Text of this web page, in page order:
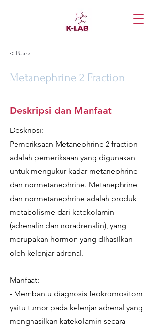
< Back
Metanephrine 2 Fraction
Deskripsi dan Manfaat
Deskripsi:
Pemeriksaan Metanephrine 2 fraction
adalah pemeriksaan yang digunakan
untuk mengukur kadar metanephrine
dan normetanephrine. Metanephrine
dan normetanephrine adalah produk
metabolisme dari katekolamin
(adrenalin dan noradrenalin), yang
merupakan hormon yang dihasilkan
oleh kelenjar adrenal.
Manfaat:
- Membantu diagnosis feokromositom
yaitu tumor pada kelenjar adrenal yang
menghasilkan katekolamin secara